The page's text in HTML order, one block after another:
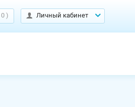
0 ) Личный кабинет